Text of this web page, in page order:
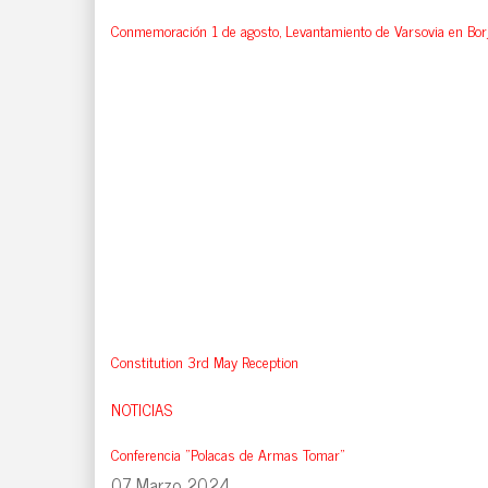
Conmemoración 1 de agosto, Levantamiento de Varsovia en
Constitution 3rd May Reception
NOTICIAS
Conferencia "Polacas de Armas Tomar"